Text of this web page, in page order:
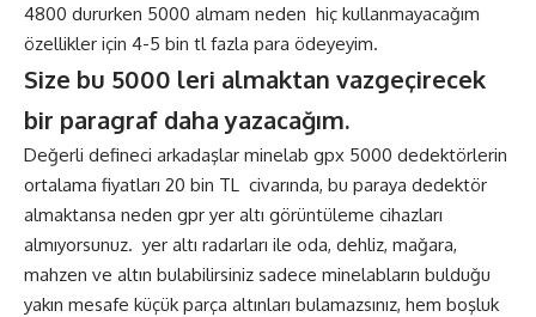
4800 dururken 5000 almam neden hiç kullanmayacağım
özellikler için 4-5 bin tl fazla para ödeyeyim.
Size bu 5000 leri almaktan vazgeçirecek
bir paragraf daha yazacağım.
Değerli defineci arkadaşlar minelab gpx 5000 dedektörlerin
ortalama fiyatları 20 bin TL civarında, bu paraya dedektör
almaktansa neden gpr yer altı görüntüleme cihazları
almıyorsunuz. yer altı radarları ile oda, dehliz, mağara,
mahzen ve altın bulabilirsiniz sadece minelabların bulduğu
yakın mesafe küçük parça altınları bulamazsınız, hem boşluk